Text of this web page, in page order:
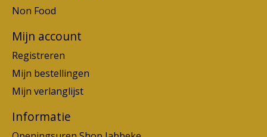
Non Food
Mijn account
Registreren
Mijn bestellingen
Mijn verlanglijst
Informatie